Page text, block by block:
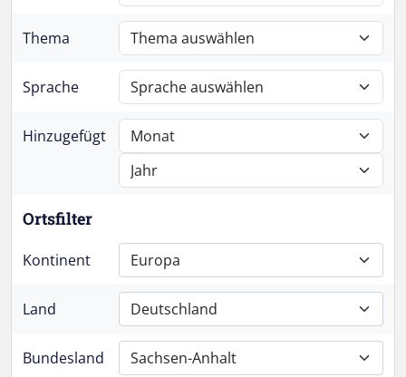
Thema
Sprache
Hinzugefügt
Ortsfilter
Kontinent Europa
Land Deutschland
Bundesland Sachsen-Anhalt